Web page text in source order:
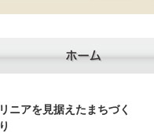
リニアを見据えたまちづく
り